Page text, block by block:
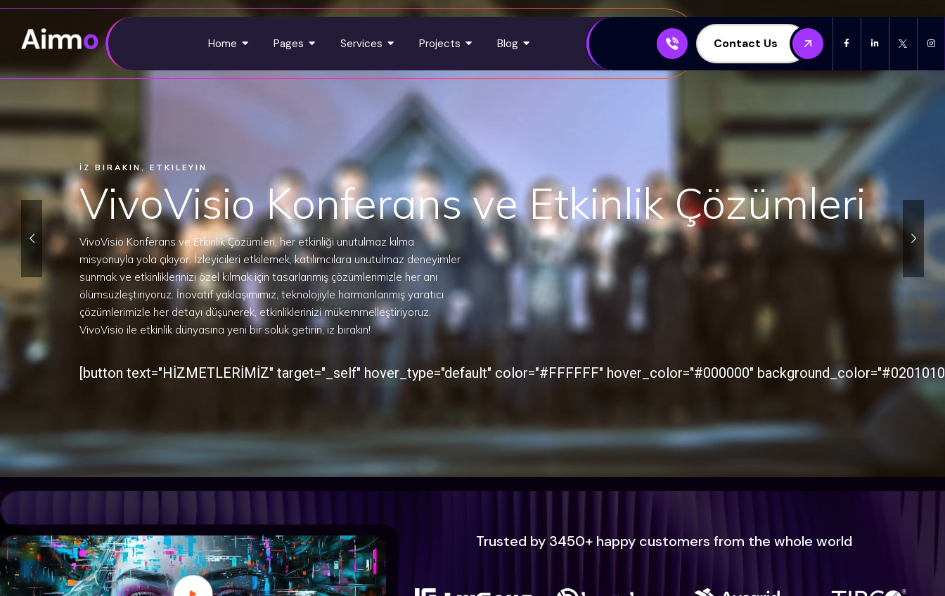
Home Pages Services Projects Blog Contact Us
ETKINLIKLERINIZI PARLATIN!
Etkinlik Pazarlamasında Öne
Çıkan Deneyim
VivoVisio olarak, etkinliklerinizi daha geniş kitlelere ulaştırmanız için güçlü bir
pazarlama desteği sunuyoruz. Etkinliklerinizi parlatmak, izleyicileri çekmek ve
unutulmaz anılar yaratmak için profesyonel ekibimizle birlikte çalışın. Sosyal
medya kampanyalarından dijital pazarlama stratejilerine kadar uzanan geniş
yelpazemizle etkinliklerinizi öne çıkarın. VivoVisio ile etkinlik düzenlemenin gücünü
[button text="PAZARLAMA" target="_self" hover_type="default" color="#FFFFFF" hover_color="#000000"
Trusted by 3450+ happy customers from the whole world